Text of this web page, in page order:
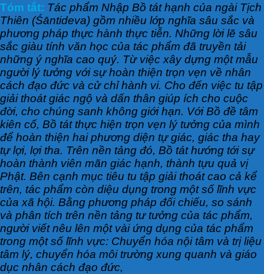
Tóm tắt: Tác phẩm Nhập Bồ tát hạnh của ngài Tịch
Thiên (Śāntideva) gồm nhiều lớp nghĩa sâu sắc và
phương pháp thực hành thực tiễn. Những lời lẽ sâu
sắc giàu tính văn học của tác phẩm đã truyền tải
những ý nghĩa cao quý. Từ việc xây dựng một mẫu
người lý tưởng với sự hoàn thiện trọn vẹn về nhân
cách đạo đức và cử chỉ hành vi. Cho đến việc tu tập
giải thoát giác ngộ và dấn thân giúp ích cho cuộc
đời, cho chúng sanh không giới hạn. Với Bồ đề tâm
kiên cố, Bồ tát thực hiện trọn vẹn lý tưởng của mình
để hoàn thiện hai phương diện tự giác, giác tha hay
tự lợi, lợi tha. Trên nền tảng đó, Bồ tát hướng tới sự
hoàn thành viên mãn giác hạnh, thành tựu quả vị
Phật. Bên cạnh mục tiêu tu tập giải thoát cao cả kể
trên, tác phẩm còn diệu dụng trong một số lĩnh vực
của xã hội. Bằng phương pháp đối chiếu, so sánh
và phân tích trên nền tảng tư tưởng của tác phẩm,
người viết nêu lên một vài ứng dụng của tác phẩm
trong một số lĩnh vực: Chuyển hóa nội tâm và trị liệu
tâm lý, chuyển hóa môi trường xung quanh và giáo
dục nhân cách đạo đức,